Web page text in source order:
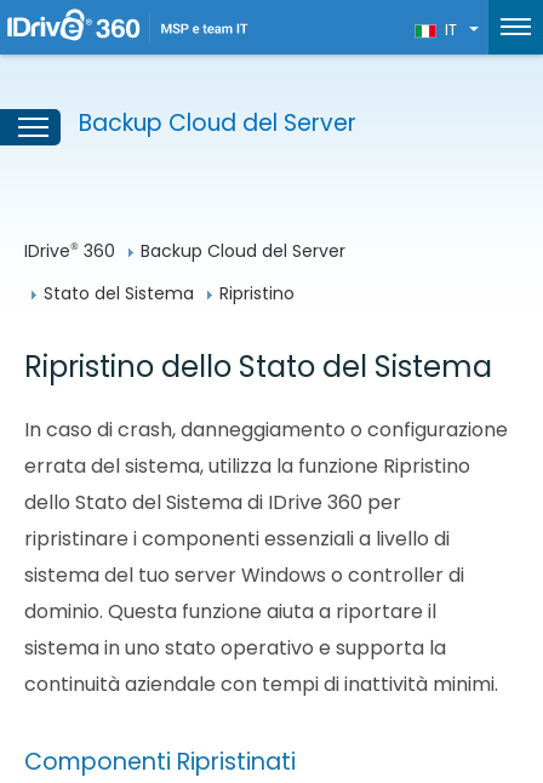
IT
Backup Cloud del Server
IDrive® 360
Backup Cloud del Server
Stato del Sistema
Ripristino
Ripristino dello Stato del Sistema
In caso di crash, danneggiamento o configurazione
errata del sistema, utilizza la funzione Ripristino
dello Stato del Sistema di IDrive 360 per
ripristinare i componenti essenziali a livello di
sistema del tuo server Windows o controller di
dominio. Questa funzione aiuta a riportare il
sistema in uno stato operativo e supporta la
continuità aziendale con tempi di inattività minimi.
Componenti Ripristinati